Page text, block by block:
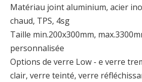
Matériau joint aluminium, acier
chaud, TPS, 4sg
Taille min.200x300mm,
personnalisée
Options de verre Low - e verre
clair, verre teinté, verre